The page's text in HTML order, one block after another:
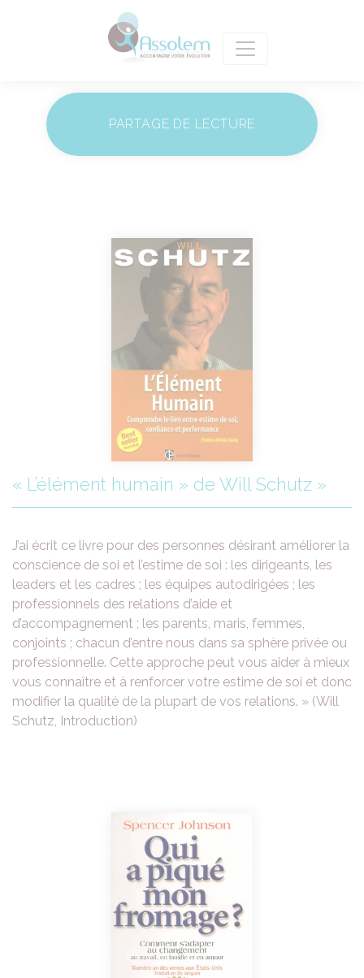
PARTAGE DE LECTURE
« L’élément humain » de Will Schutz »
J’ai écrit ce livre pour des personnes désirant améliorer la
conscience de soi et l’estime de soi : les dirigeants, les
leaders et les cadres ; les équipes autodirigées ; les
professionnels des relations d’aide et
d’accompagnement ; les parents, maris, femmes,
conjoints ; chacun d’entre nous dans sa sphère privée ou
professionnelle. Cette approche peut vous aider à mieux
vous connaître et à renforcer votre estime de soi et donc
modifier la qualité de la plupart de vos relations. » (Will
Schutz, Introduction)